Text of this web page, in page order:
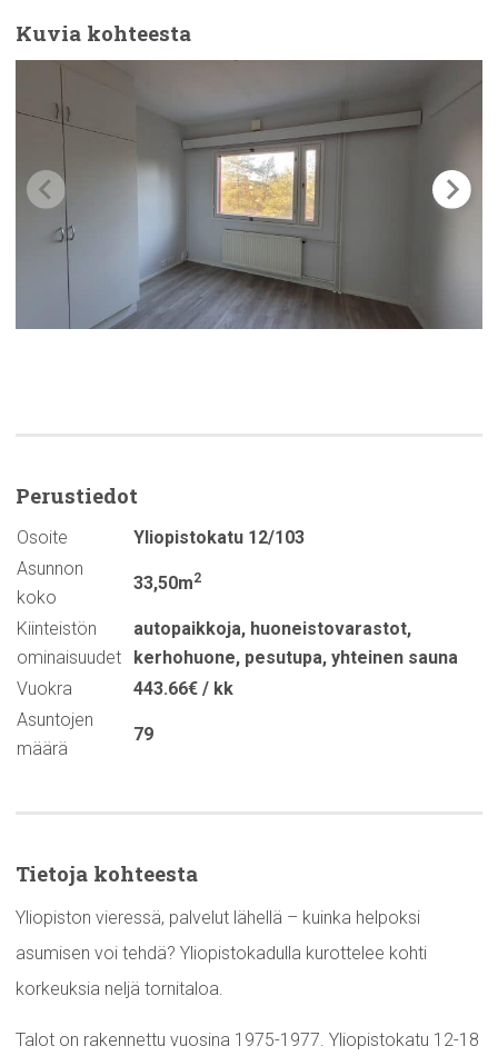
Kuvia kohteesta
Perustiedot
Osoite
Yliopistokatu 12/103
Asunnon
koko
33,50m2
Kiinteistön
ominaisuudet
autopaikkoja, huoneistovarastot,
kerhohuone, pesutupa, yhteinen sauna
Vuokra
443.66€ / kk
Asuntojen
määrä
79
Tietoja kohteesta
Yliopiston vieressä, palvelut lähellä – kuinka helpoksi
asumisen voi tehdä? Yliopistokadulla kurottelee kohti
korkeuksia neljä tornitaloa.
Talot on rakennettu vuosina 1975-1977. Yliopistokatu 12-18